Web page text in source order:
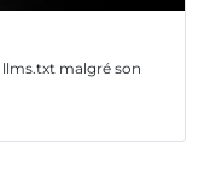
malgré son